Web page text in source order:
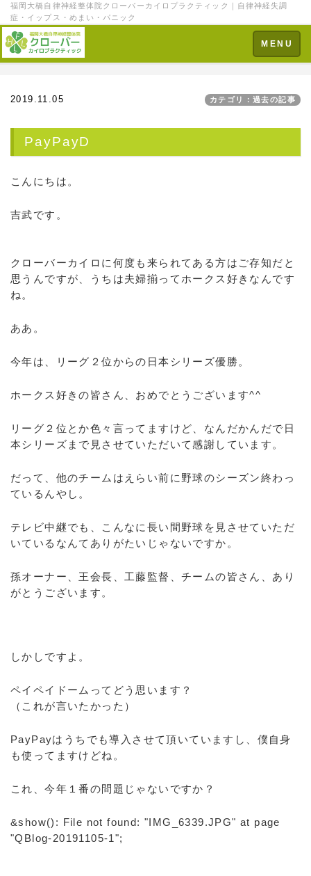
福岡大橋自律神経整体院クローバーカイロプラクティック｜自律神経失調
症・イップス・めまい・パニック
Toggle
navigation
MENU
2019.11.05 カテゴリ：過去の記事
PayPayD
こんにちは。
吉武です。
クローバーカイロに何度も来られてある方はご存知だと
思うんですが、うちは夫婦揃ってホークス好きなんです
ね。
ああ。
今年は、リーグ２位からの日本シリーズ優勝。
ホークス好きの皆さん、おめでとうございます^^
リーグ２位とか色々言ってますけど、なんだかんだで日
本シリーズまで見させていただいて感謝しています。
だって、他のチームはえらい前に野球のシーズン終わっ
ているんやし。
テレビ中継でも、こんなに長い間野球を見させていただ
いているなんてありがたいじゃないですか。
孫オーナー、王会長、工藤監督、チームの皆さん、あり
がとうございます。
しかしですよ。
ペイペイドームってどう思います？
（これが言いたかった）
PayPayはうちでも導入させて頂いていますし、僕自身
も使ってますけどね。
これ、今年１番の問題じゃないですか？
&show(): File not found: "IMG_6339.JPG" at page
"QBlog-20191105-1";